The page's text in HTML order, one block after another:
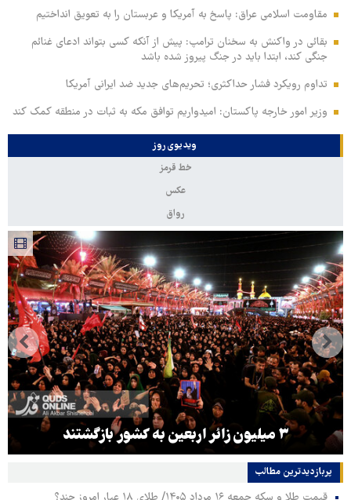
مقاومت اسلامی عراق: پاسخ به آمریکا و عربستان را به تعویق انداختیم
بقائی در واکنش به سخنان ترامپ: پیش از آنکه کسی بتواند ادعای غنائم
جنگی کند، ابتدا باید در جنگ پیروز شده باشد
تداوم رویکرد فشار حداکثری؛ تحریم‌های جدید ضد ایرانی آمریکا
وزیر امور خارجه پاکستان: امیدواریم توافق مکه به ثبات در منطقه کمک کند
ویدیوی روز
خط قرمز
عکس
رواق
۳ میلیون زائر اربعین به کشور بازگشتند
پربازدیدترین‌ مطالب